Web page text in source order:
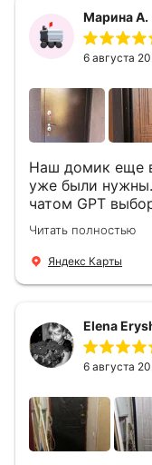
Марина А.
6 августа
Наш домик еще
уже были
чатом GPT
двери Аргус
в компании
ответил на все
установили две
вопросы .
Огромная всем
Читать полностью
Яндекс Карты
Elena
6 августа